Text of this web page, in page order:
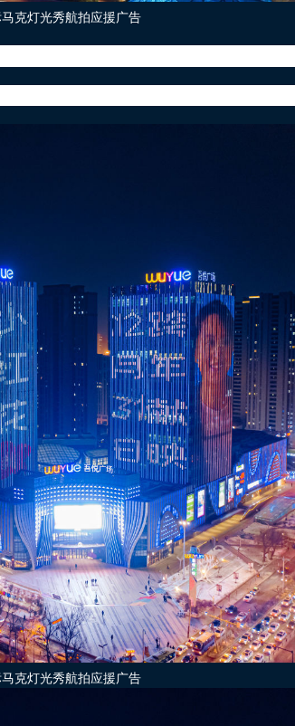
克灯光秀航拍应援广告
克灯光秀航拍应援广告